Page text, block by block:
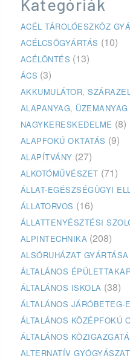
Kategóriák
ACÉL TÁROLÓESZKÖZ
ACÉLCSŐGYÁRTÁS (10)
ACÉLÖNTÉS (13)
ÁCS (3)
AKKUMULÁTOR,
ALAPANYAG,
NAGYKERESKEDELME (8)
ALAPFOKÚ OKTATÁS (9)
ALAPÍTVÁNY (27)
ALKOTÓMŰVÉSZET (71)
ÁLLAT-EGÉSZSÉGÜGYI
ÁLLATORVOS (16)
ÁLLATTENYÉSZTÉSI
ALPINTECHNIKA (208)
ALSÓRUHÁZAT GYÁRTÁSA
ÁLTALÁNOS
ÁLTALÁNOS ISKOLA (38)
ÁLTALÁNOS JÁRÓBETEG-
ÁLTALÁNOS KÖZÉPFOKÚ
ÁLTALÁNOS
ALTERNATÍV GYÓGYÁSZAT